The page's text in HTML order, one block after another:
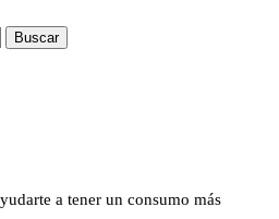
Buscar
a tener un consumo más